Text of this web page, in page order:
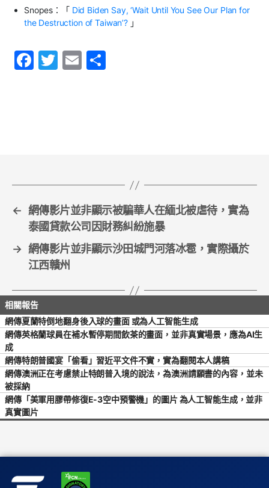
Snopes ：「 Did Biden Say, ‘Wait Until You See Our Plan for
the Destruction of Taiwan’? 」
F
T
E
← 網傳影片並非顯示被騙華人在緬北被虐待，實為
泰國貸款公司因財務糾紛施暴
→ 網傳影片並非顯示沙田城門河落冰雹，實際攝於
江西贛州
網傳夏蘭特倒地翻身後入球的畫面 或為人工智能生成
網傳英格蘭球員在補水暫停期間飲茶的畫面，並非真實場景，應為AI生
成
網傳特朗普國宴「偷看」習近平文件不實，實為翻閱本人講稿
網傳澳洲正在考慮禁止特朗普入境的說法，為澳洲請願書的內容，並未
被採納
網傳「美軍用膠帶修復E-3空中預警機」的圖片 為人工智能生成，並非
真實圖片